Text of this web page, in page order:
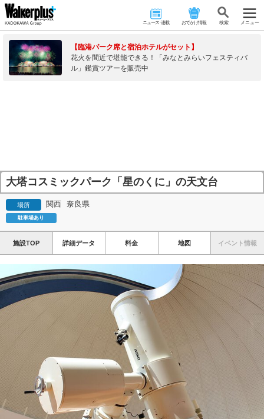
ニュース･連載 おでかけ情報 検 索 メニュー
【臨港パーク席と宿泊ホテルがセット】
花火を間近で堪能できる！「みなとみらいフェスティバ
ル」鑑賞ツアーを販売中
大塔コスミックパーク「星のくに」の天文台
場所 関西 奈良県
駐車場あり
施設TOP 詳細データ 料金 地図 イベント情報